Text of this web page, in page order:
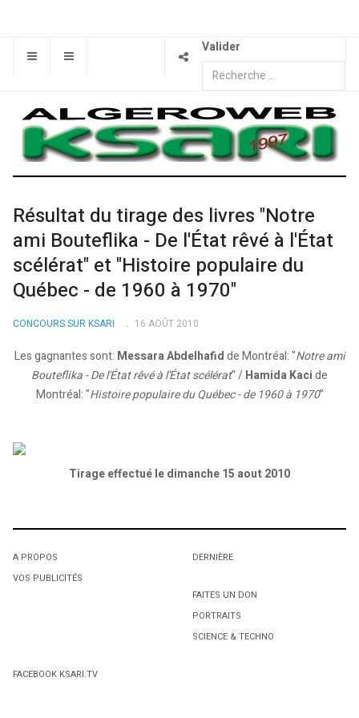
Valider
Résultat du tirage des livres "Notre
ami Bouteflika - De l'État rêvé à l'État
scélérat" et "Histoire populaire du
Québec - de 1960 à 1970"
CONCOURS SUR KSARI 16 AOÛT 2010
Les gagnantes sont: Messara Abdelhafidde Montréal: "Notre ami
Bouteflika - De l'État rêvé à l'État scélérat" /Hamida Kacide
Montréal: "Histoire populaire du Québec - de 1960 à 1970"
Tirage effectué le dimanche 15 aout 2010
A PROPOS
VOS PUBLICITÉS
DERNIÈRE
FAITES UN DON
PORTRAITS
SCIENCE & TECHNO
FACEBOOK KSARI.TV